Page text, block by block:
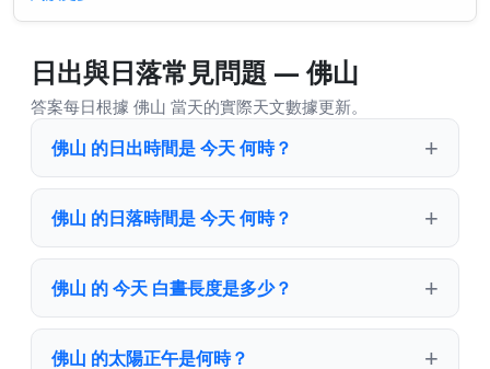
線出現之前。...
日出與日落常見問題 — 佛山
答案每日根據 佛山 當天的實際天文數據更新。
佛山 的日出時間是 今天 何時？
佛山 的日落時間是 今天 何時？
佛山 的 今天 白晝長度是多少？
佛山 的太陽正午是何時？